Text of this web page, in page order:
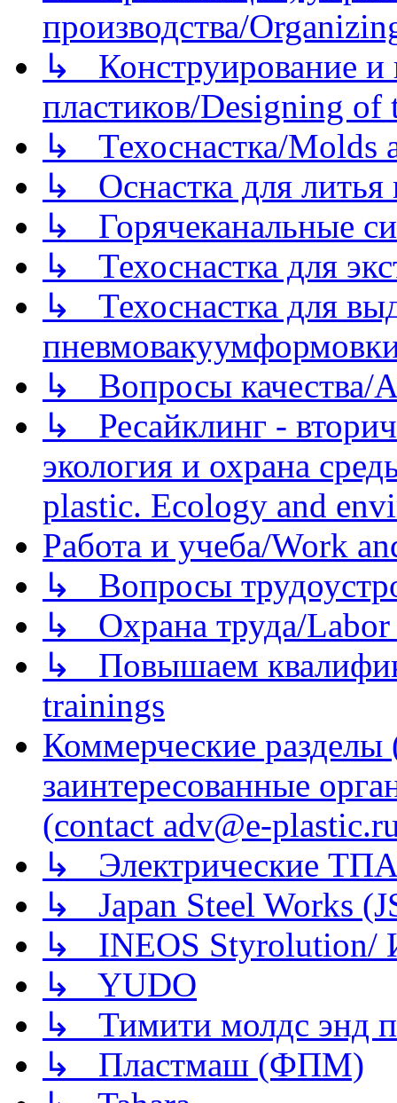
производства/
↳ Конструирование и
пластиков/Designing of
↳ Техоснастка/Molds
↳ Оснастка для литья
↳ Горячеканальные
↳ Техоснастка для
↳ Техоснастка для
↳ Вопросы качества/
↳ Ресайклинг -
экология и охрана
plastic. Ecology and
Работа и учеба/Work
↳ Вопросы
↳ Охрана труда/Labor
↳ Повышаем
trainings
Коммерческие
заинтересованные
(contact adv@e-
↳ Электрические
↳ Japan Steel Works
↳ INEOS
↳ YUDO
↳ Тимити молдс энд
↳ Пластмаш (ФПМ)